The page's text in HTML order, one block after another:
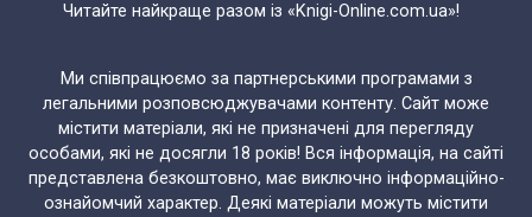
Читайте найкраще разом із «Knigi-Online.com.ua»!
Ми співпрацюємо за партнерськими програмами з
легальними розповсюджувачами контенту. Сайт може
містити матеріали, які не призначені для перегляду
особами, які не досягли 18 років! Вся інформація, на сайті
представлена безкоштовно, має виключно інформаційно-
ознайомчий характер. Деякі матеріали можуть містити